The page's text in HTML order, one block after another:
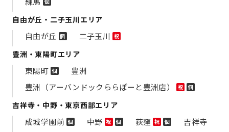
自由が丘・二子玉川エリア
自由が丘 個 二子玉川 祝
豊洲・東陽町エリア
東陽町 個
豊洲
豊洲（アーバンドックららぽーと豊洲店）
祝 個
吉祥寺・中野・東京西部エリア
成城学園前 個 中野 祝 個 荻窪 祝 個
吉祥寺